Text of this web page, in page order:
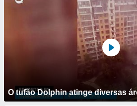
O tufão Dolphin atinge diversas